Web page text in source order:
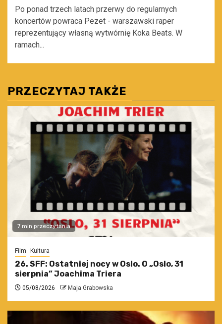
Po ponad trzech latach przerwy do regularnych
koncertów powraca Pezet - warszawski raper
reprezentujący własną wytwórnię Koka Beats. W
ramach...
PRZECZYTAJ TAKŻE
7 min przeczytania
Film Kultura
26. SFF: Ostatniej nocy w Oslo. O „Oslo, 31
sierpnia” Joachima Triera
05/08/2026 Maja Grabowska